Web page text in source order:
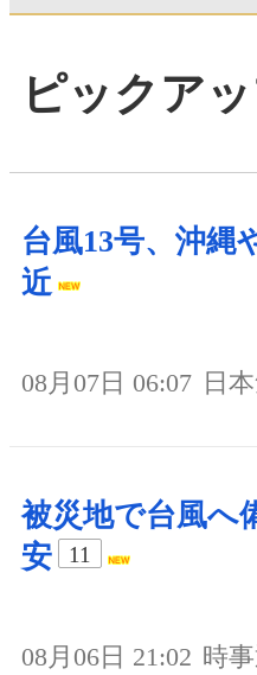
ピックア
台風13号、沖縄
近
08月07日 06:07 日
被災地で台風へ
安
11
08月06日 21:02 時